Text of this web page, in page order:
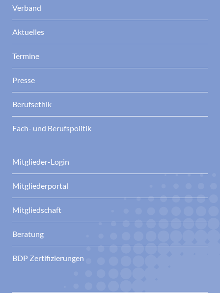
Verband
Aktuelles
Termine
Presse
Berufsethik
Fach- und Berufspolitik
Mitglieder-Login
Mitgliederportal
Mitgliedschaft
Beratung
BDP Zertifizierungen